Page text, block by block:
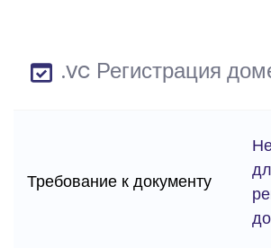
.vc Регистрация
Требование к документу